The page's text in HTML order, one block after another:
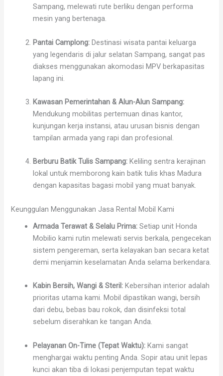
Sampang, melewati rute berliku dengan performa
mesin yang bertenaga.
Pantai Camplong: Destinasi wisata pantai keluarga
yang legendaris di jalur selatan Sampang, sangat pas
diakses menggunakan akomodasi MPV berkapasitas
lapang ini.
Kawasan Pemerintahan & Alun-Alun Sampang:
Mendukung mobilitas pertemuan dinas kantor,
kunjungan kerja instansi, atau urusan bisnis dengan
tampilan armada yang rapi dan profesional.
Berburu Batik Tulis Sampang: Keliling sentra kerajinan
lokal untuk memborong kain batik tulis khas Madura
dengan kapasitas bagasi mobil yang muat banyak.
Keunggulan Menggunakan Jasa Rental Mobil Kami
Armada Terawat & Selalu Prima: Setiap unit Honda
Mobilio kami rutin melewati servis berkala, pengecekan
sistem pengereman, serta kelayakan ban secara ketat
demi menjamin keselamatan Anda selama berkendara.
Kabin Bersih, Wangi & Steril: Kebersihan interior adalah
prioritas utama kami. Mobil dipastikan wangi, bersih
dari debu, bebas bau rokok, dan disinfeksi total
sebelum diserahkan ke tangan Anda.
Pelayanan On-Time (Tepat Waktu): Kami sangat
menghargai waktu penting Anda. Sopir atau unit lepas
kunci akan tiba di lokasi penjemputan tepat waktu